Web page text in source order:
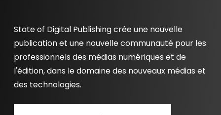
State of Digital Publishing crée une nouvelle
publication et une nouvelle communauté pour les
professionnels des médias numériques et de
l'édition, dans le domaine des nouveaux médias et
des technologies.